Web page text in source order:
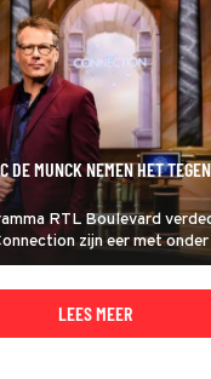
DE MUNCK NEMEN HET
RTL Boulevard
zijn eer met
Munck als deelnemers. Zij
tussen de vragen van
LEES MEER